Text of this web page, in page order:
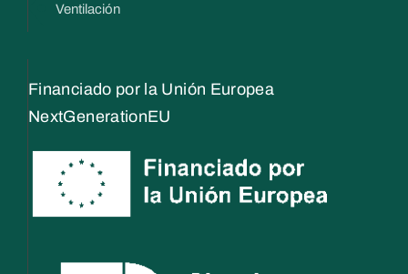
Ventilación
Financiado por la Unión Europea
NextGenerationEU